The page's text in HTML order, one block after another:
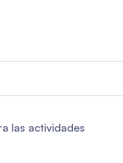
las actividades